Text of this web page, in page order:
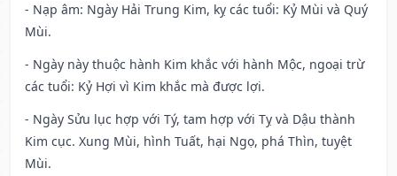
- Nạp âm: Ngày Hải Trung Kim, kỵ các tuổi: Kỷ Mùi và Quý
Mùi.
- Ngày này thuộc hành Kim khắc với hành Mộc, ngoại trừ
các tuổi: Kỷ Hợi vì Kim khắc mà được lợi.
- Ngày Sửu lục hợp với Tý, tam hợp với Tỵ và Dậu thành
Kim cục. Xung Mùi, hình Tuất, hại Ngọ, phá Thìn, tuyệt
Mùi.